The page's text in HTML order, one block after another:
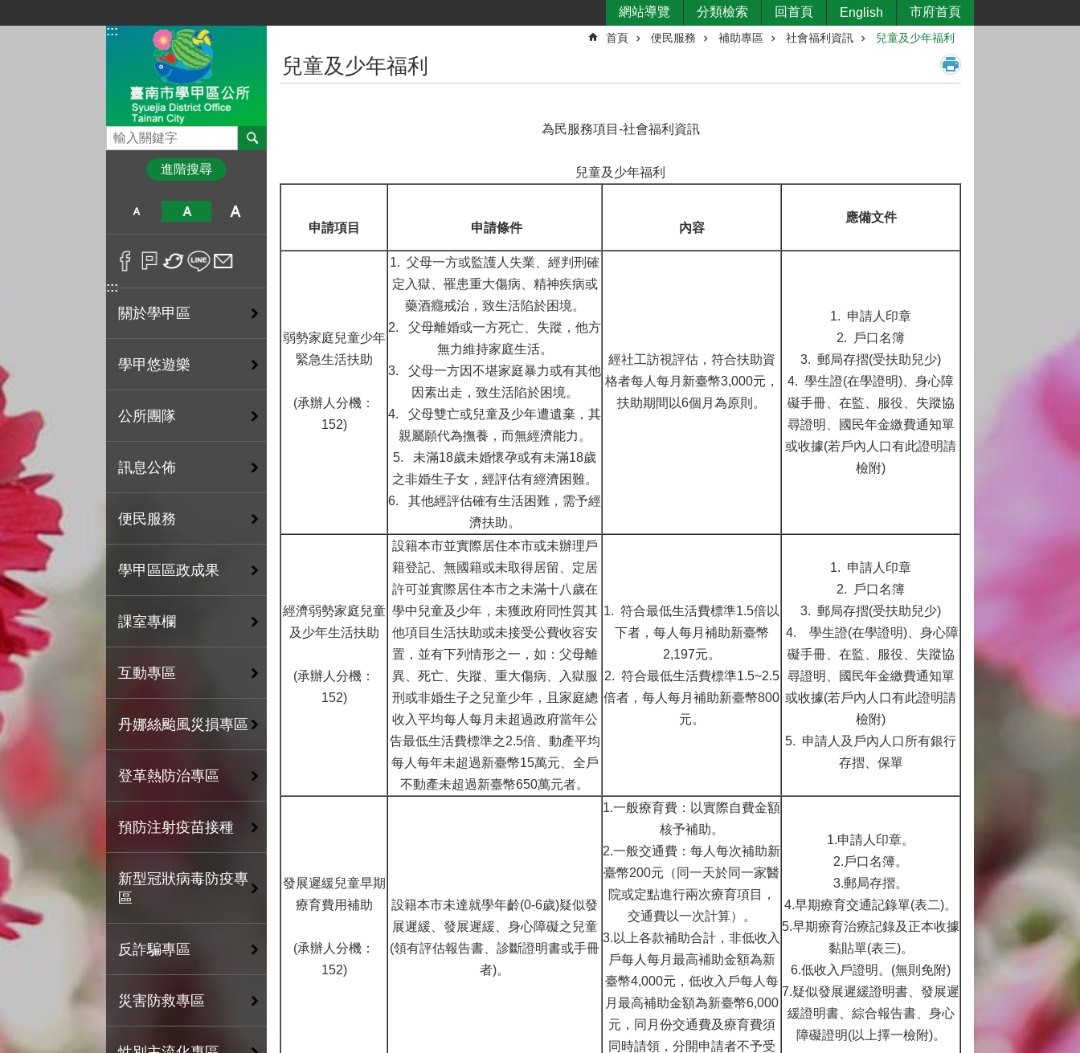
:::
網站導覽 分類檢索 回首頁 English 市府首頁
搜尋
進階搜尋
:::
關於學甲區
學甲悠遊樂
公所團隊
訊息公佈
便民服務
學甲區區政成果
課室專欄
互動專區
丹娜絲颱風災損專區
登革熱防治專區
預防注射疫苗接種
新型冠狀病毒防疫專
區
反詐騙專區
災害防救專區
首頁 便民服務 補助專區 社會福利資訊 兒童及少年福利
兒童及少年福利
為民服務項目-社會福利資訊
兒童及少年福利
申請項目 申請條件 內容
應備文件
弱勢家庭兒童少年
緊急生活扶助
(承辦人分機：
152)
1. 父母一方或監護人失業、經判刑確
定入獄、罹患重大傷病、精神疾病或
藥酒癮戒治，致生活陷於困境。
2. 父母離婚或一方死亡、失蹤，他方
無力維持家庭生活。
3. 父母一方因不堪家庭暴力或有其他
因素出走，致生活陷於困境。
4. 父母雙亡或兒童及少年遭遺棄，其
親屬願代為撫養，而無經濟能力。
5. 未滿18歲未婚懷孕或有未滿18歲
之非婚生子女，經評估有經濟困難。
6. 其他經評估確有生活困難，需予經
濟扶助。
經社工訪視評估，符合扶助資
格者每人每月新臺幣3,000元，
扶助期間以6個月為原則。
1. 申請人印章
2. 戶口名簿
3. 郵局存摺(受扶助兒少)
4. 學生證(在學證明)、身心障
礙手冊、在監、服役、失蹤協
尋證明、國民年金繳費通知單
或收據(若戶內人口有此證明請
檢附)
經濟弱勢家庭兒童
及少年生活扶助
(承辦人分機：
152)
設籍本市並實際居住本市或未辦理戶
籍登記、無國籍或未取得居留、定居
許可並實際居住本市之未滿十八歲在
學中兒童及少年，未獲政府同性質其
他項目生活扶助或未接受公費收容安
置，並有下列情形之一，如：父母離
異、死亡、失蹤、重大傷病、入獄服
刑或非婚生子之兒童少年，且家庭總
收入平均每人每月未超過政府當年公
告最低生活費標準之2.5倍、動產平均
每人每年未超過新臺幣15萬元、全戶
不動產未超過新臺幣650萬元者。
1. 符合最低生活費標準1.5倍以
下者，每人每月補助新臺幣
2,197元。
2. 符合最低生活費標準1.5~2.5
倍者，每人每月補助新臺幣800
元。
1. 申請人印章
2. 戶口名簿
3. 郵局存摺(受扶助兒少)
4. 學生證(在學證明)、身心障
礙手冊、在監、服役、失蹤協
尋證明、國民年金繳費通知單
或收據(若戶內人口有此證明請
檢附)
5. 申請人及戶內人口所有銀行
存摺、保單
發展遲緩兒童早期
療育費用補助
(承辦人分機：
152)
設籍本市未達就學年齡(0-6歲)疑似發
展遲緩、發展遲緩、身心障礙之兒童
(領有評估報告書、診斷證明書或手冊
者)。
1.一般療育費：以實際自費金額
核予補助。
2.一般交通費：每人每次補助新
臺幣200元（同一天於同一家醫
院或定點進行兩次療育項目，
交通費以一次計算）。
3.以上各款補助合計，非低收入
戶每人每月最高補助金額為新
臺幣4,000元，低收入戶每人每
月最高補助金額為新臺幣6,000
元，同月份交通費及療育費須
同時請領，分開申請者不予受
1.申請人印章。
2.戶口名簿。
3.郵局存摺。
4.早期療育交通記錄單(表二)。
5.早期療育治療記錄及正本收據
黏貼單(表三)。
6.低收入戶證明。(無則免附)
7.疑似發展遲緩證明書、發展遲
緩證明書、綜合報告書、身心
障礙證明(以上擇一檢附)。